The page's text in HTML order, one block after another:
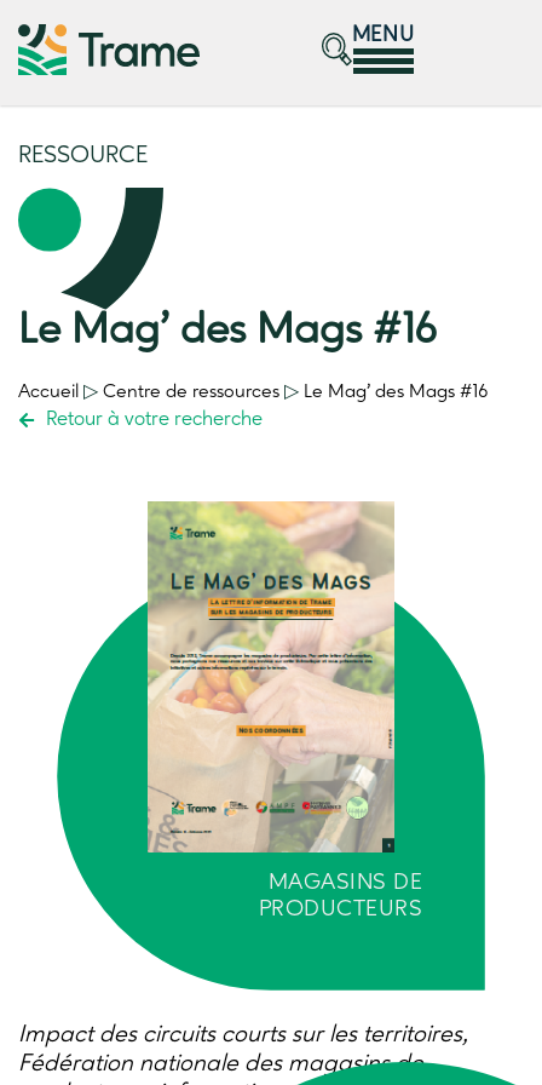
MENU
RESSOURCE
Le Mag’ des Mags #16
Accueil ▷ Centre de ressources ▷ Le Mag’ des Mags #16
Retour à votre recherche
MAGASINS DE
PRODUCTEURS
Impact des circuits courts sur les territoires,
Fédération nationale des magasins de